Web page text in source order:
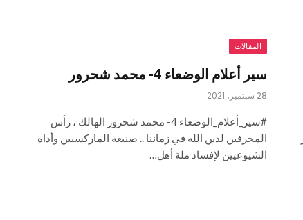
المقالات
سير أعلام الوضعاء 4- محمد شحرور
28 سبتمبر، 2021
#سير_أعلام_الوضعاء 4- محمد شحرور الهالك ، رأس
المحرفين لدين الله في زماننا .. صنيعة الماركسيين وأداة
الشيوعيين لإفساد ملة أهل…